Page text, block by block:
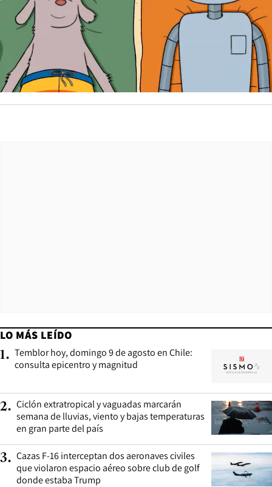
LO MÁS LEÍDO
1. Temblor hoy, domingo 9 de agosto en Chile:
consulta epicentro y magnitud
2. Ciclón extratropical y vaguadas marcarán
semana de lluvias, viento y bajas temperaturas
en gran parte del país
3. Cazas F-16 interceptan dos aeronaves civiles
que violaron espacio aéreo sobre club de golf
donde estaba Trump